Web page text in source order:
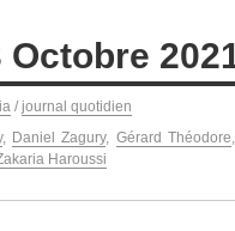
Octobre
/ journal quotidien
, Daniel Zagury, Gérard Théodore
Haroussi